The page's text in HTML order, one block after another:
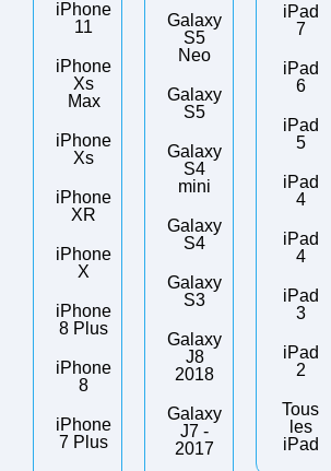
iPhone
11
iPhone
Xs
Max
iPhone
Xs
iPhone
XR
iPhone
X
iPhone
8 Plus
iPhone
8
iPhone
7 Plus
Galaxy
S5
Neo
Galaxy
S5
Galaxy
S4
mini
Galaxy
S4
Galaxy
S3
Galaxy
J8
2018
Galaxy
J7 -
2017
iPad
7
iPad
6
iPad
5
iPad
4
iPad
4
iPad
3
iPad
2
Tous
les
iPad